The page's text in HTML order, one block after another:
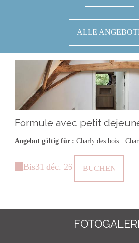
ALLE
Formule avec petit
Angebot gültig für : Charly des bois
Bis31 déc. 26 BUCHEN